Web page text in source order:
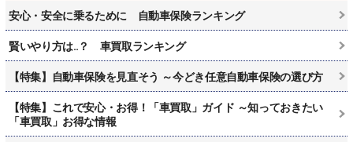
安心・安全に乗るために 自動車保険ランキング
賢いやり方は‥？ 車買取ランキング
【特集】自動車保険を見直そう ～今どき任意自動車保険の選び方
【特集】これで安心・お得！「車買取」ガイド ～知っておきたい
「車買取」お得な情報